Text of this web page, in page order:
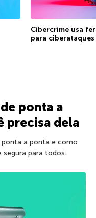
Cibercrime usa
para ciberataques
ponta a
precisa dela
ponta a ponta e como
segura para todos.